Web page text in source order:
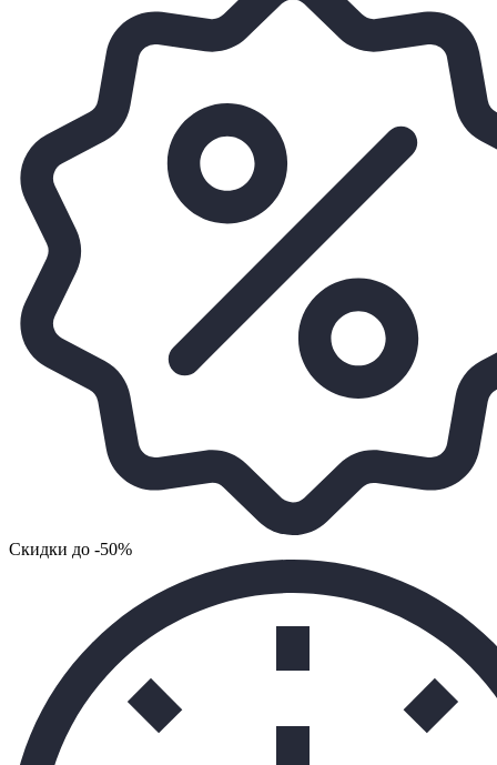
Cкидки до -50%